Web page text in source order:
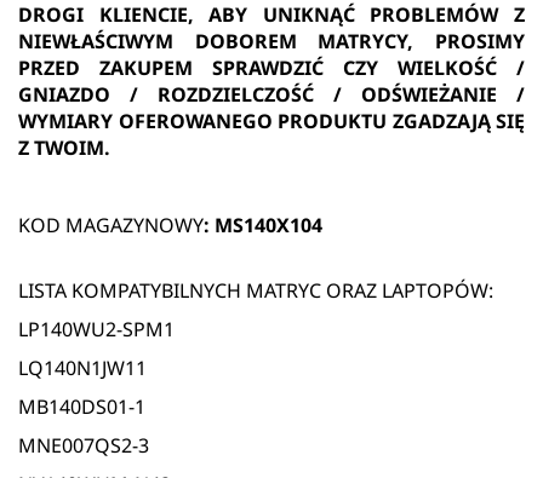
DROGI KLIENCIE, ABY UNIKNĄĆ PROBLEMÓW Z
NIEWŁAŚCIWYM DOBOREM MATRYCY, PROSIMY
PRZED ZAKUPEM SPRAWDZIĆ CZY WIELKOŚĆ /
GNIAZDO / ROZDZIELCZOŚĆ / ODŚWIEŻANIE /
WYMIARY OFEROWANEGO PRODUKTU ZGADZAJĄ SIĘ
Z TWOIM.
KOD MAGAZYNOWY: MS140X104
LISTA KOMPATYBILNYCH MATRYC ORAZ LAPTOPÓW:
LP140WU2-SPM1
LQ140N1JW11
MB140DS01-1
MNE007QS2-3